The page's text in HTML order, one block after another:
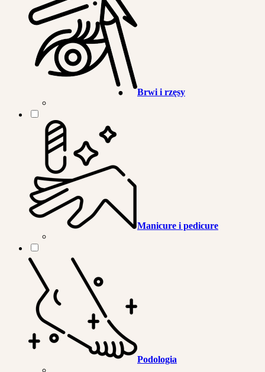
Brwi i rzęsy
Manicure i pedicure
Podologia